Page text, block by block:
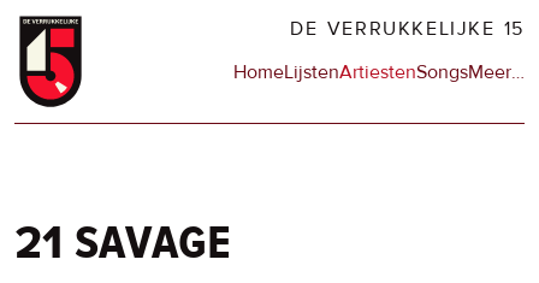
Overslaan
naar
DE VERRUKKELIJKE 15
Hoofdnavigatie
HomeLijstenArtiestenSongsMeerop
…
21 savage